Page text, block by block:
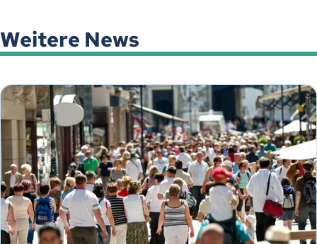
Weitere News